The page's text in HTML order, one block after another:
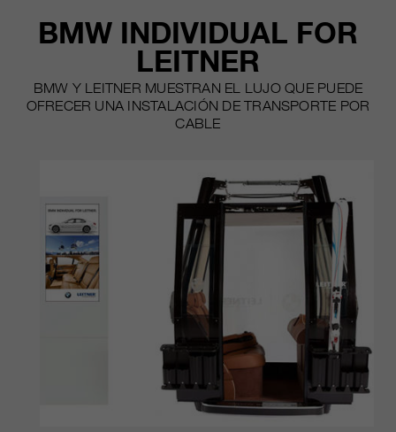
BMW INDIVIDUAL FOR
LEITNER
BMW Y LEITNER MUESTRAN EL LUJO QUE PUEDE
OFRECER UNA INSTALACIÓN DE TRANSPORTE POR
CABLE